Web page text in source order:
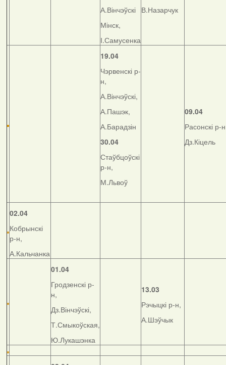
А.Вінчэўскі
Мінск,
І.Самусенка
В.Назарчук
19.04
Чэрвенскі р-
н,
А.Вінчэўскі,
А.Пашэк,
А.Барадзін
30.04
Стаўбцоўскі
р-н,
М.Львоў
09.04
Расонскі р-
Дз.Кіцель
02.04
Кобрынскі
р-н,
А.Кальчанка
01.04
Гродзенскі р-
н,
Дз.Вінчэўскі,
Т.Смыкоўская,
Ю.Лукашэнка
13.03
Рэчыцкі р-н,
А.Шэўчык